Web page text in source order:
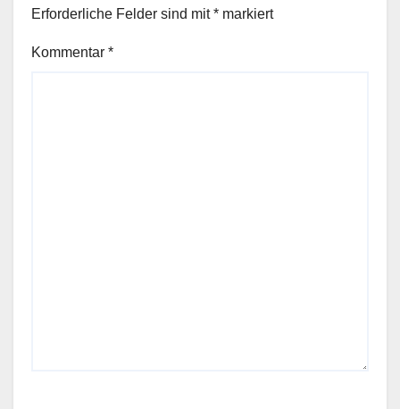
Erforderliche Felder sind mit* markiert
Kommentar *